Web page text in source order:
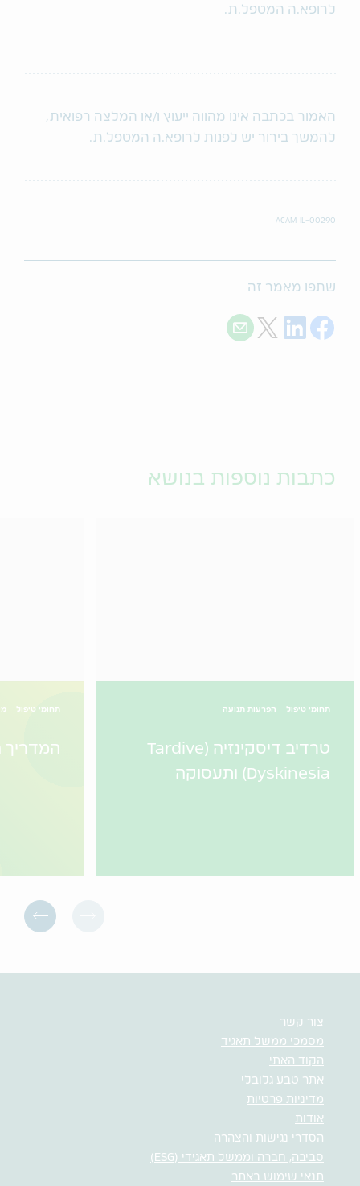
לרופא.ה המטפל.ת.
האמור בכתבה אינו מהווה ייעוץ ו/או המלצה רפואית,
להמשך בירור יש לפנות לרופא.ה המטפל.ת.
ACAM-IL-00290
שתפו מאמר זה
Share on Facebook
Share on LinkedIn
Share on Twitter
Share with E-mail
כתבות נוספות בנושא
תחומי טיפול הפרעות תנועה
טרדיב דיסקינזיה (Tardive
Dyskinesia) ותעסוקה
תחומי טיפול
המדריך
צור קשר
מסמכי ממשל תאגיד
הקוד האתי
אתר טבע גלובלי
מדיניות פרטיות
אודות
הסדרי נגישות והצהרה
סביבה, חברה וממשל תאגידי (ESG)
תנאי שימוש באתר